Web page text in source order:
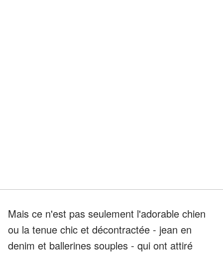
Mais ce n'est pas seulement l'adorable chien
ou la tenue chic et décontractée - jean en
denim et ballerines souples - qui ont attiré